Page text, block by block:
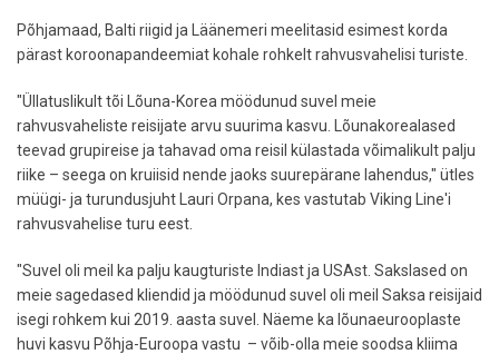
Põhjamaad, Balti riigid ja Läänemeri meelitasid esimest korda
pärast koroonapandeemiat kohale rohkelt rahvusvahelisi turiste.
"Üllatuslikult tõi Lõuna-Korea möödunud suvel meie
rahvusvaheliste reisijate arvu suurima kasvu. Lõunakorealased
teevad grupireise ja tahavad oma reisil külastada võimalikult palju
riike – seega on kruiisid nende jaoks suurepärane lahendus," ütles
müügi- ja turundusjuht Lauri Orpana, kes vastutab Viking Line'i
rahvusvahelise turu eest.
"Suvel oli meil ka palju kaugturiste Indiast ja USAst. Sakslased on
meie sagedased kliendid ja möödunud suvel oli meil Saksa reisijaid
isegi rohkem kui 2019. aasta suvel. Näeme ka lõunaeurooplaste
huvi kasvu Põhja-Euroopa vastu – võib-olla meie soodsa kliima